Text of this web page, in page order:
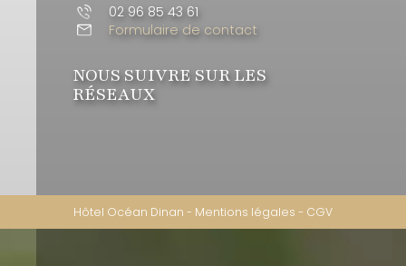
02 96 85 43 61
Formulaire de contact
NOUS SUIVRE SUR LES
RÉSEAUX
Hôtel Océan Dinan - Mentions légales - CGV